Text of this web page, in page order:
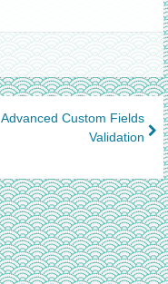
Advanced Custom Fields
Validation